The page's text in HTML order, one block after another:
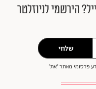
הירשמי לניוזלטר
שלחי
פרסומי מאתר ״את״